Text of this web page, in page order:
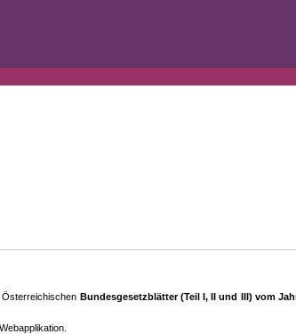
Österreichischen Bundesgesetzblätter (Teil I, II und III) vom